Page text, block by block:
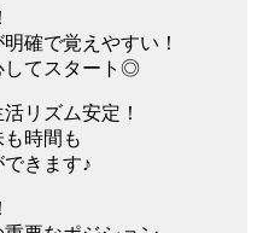
確で覚えやすい！
してスタート◎
リズム安定！
時間も
きます♪